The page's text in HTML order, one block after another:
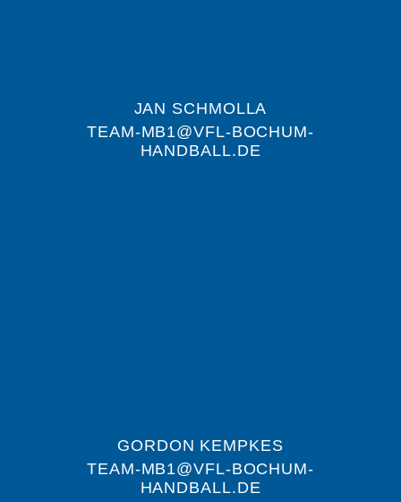
JAN SCHMOLLA
TEAM-MB1@VFL-BOCHUM-
HANDBALL.DE
GORDON KEMPKES
TEAM-MB1@VFL-BOCHUM-
HANDBALL.DE